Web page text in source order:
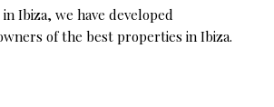
Ibiza, we have developed
of the best properties in Ibiza.